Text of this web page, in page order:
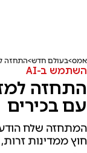
אמס בעולם חדש התחזה
השתמש ב-AI
התחזה
עם בכירים
המתחזה שלח
חוץ ממדינות